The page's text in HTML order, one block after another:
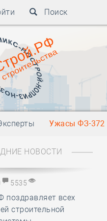
Поиск
Ужасы ФЗ-372
НОВОСТИ
5535
поздравляет всех
строительной